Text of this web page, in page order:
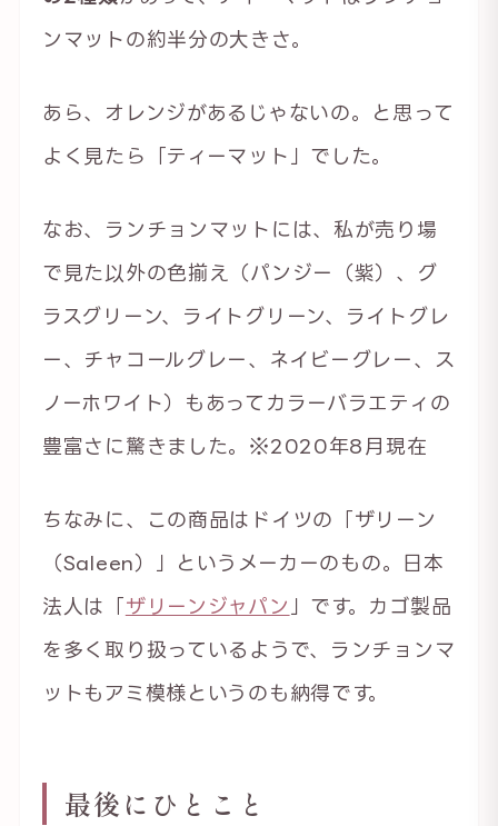
ンマットの約半分の大きさ。
あら、オレンジがあるじゃないの。と思って
よく見たら「ティーマット」でした。
なお、ランチョンマットには、私が売り場
で見た以外の色揃え（パンジー（紫）、グ
ラスグリーン、ライトグリーン、ライトグレ
ー、チャコールグレー、ネイビーグレー、ス
ノーホワイト）もあってカラーバラエティの
豊富さに驚きました。※2020年8月現在
ちなみに、この商品はドイツの「ザリーン
（Saleen）」というメーカーのもの。日本
法人は「 ザリーンジャパン
」です。カゴ製品
を多く取り扱っているようで、ランチョンマ
ットもアミ模様というのも納得です。
最後にひとこと